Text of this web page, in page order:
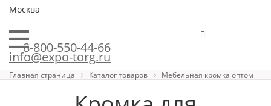
Москва
8-800-550-44-66
info@expo-torg.ru
Главная страница Каталог товаров Мебельная кромка оптом